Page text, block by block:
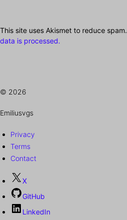
This site uses Akismet to reduce spam.
data is processed.
© 2026
Emiliusvgs
Privacy
Terms
Contact
X
GitHub
LinkedIn